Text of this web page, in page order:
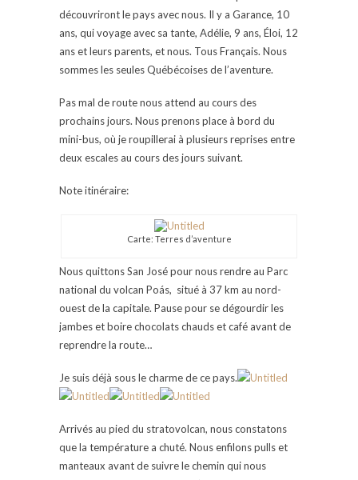
découvriront le pays avec nous. Il y a Garance, 10
ans, qui voyage avec sa tante, Adélie, 9 ans, Éloi, 12
ans et leurs parents, et nous. Tous Français. Nous
sommes les seules Québécoises de l’aventure.
Pas mal de route nous attend au cours des
prochains jours. Nous prenons place à bord du
mini-bus, où je roupillerai à plusieurs reprises entre
deux escales au cours des jours suivant.
Note itinéraire:
Carte: Terres d’aventure
Nous quittons San José pour nous rendre au Parc
national du volcan Poás, situé à 37 km au nord-
ouest de la capitale. Pause pour se dégourdir les
jambes et boire chocolats chauds et café avant de
reprendre la route…
Je suis déjà sous le charme de ce pays.
Arrivés au pied du stratovolcan, nous constatons
que la température a chuté. Nous enfilons pulls et
manteaux avant de suivre le chemin qui nous